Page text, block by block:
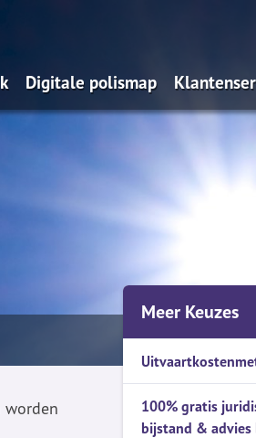
Digitale polismap
100%
Bepaal
Schades
Meer Keuzes
100% gratis
bijstand & advies